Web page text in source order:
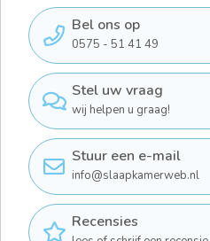
Bel ons op
0575 - 51 41 49
Stel uw vraag
wij helpen u graag!
Stuur een e-mail
info@slaapkamerweb.nl
Recensies